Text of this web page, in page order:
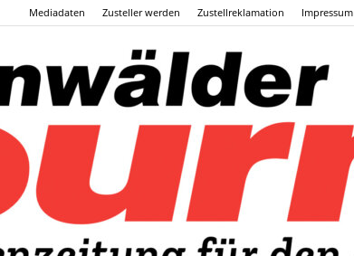
Mediadaten Zusteller werden Zustellreklamation Impressum